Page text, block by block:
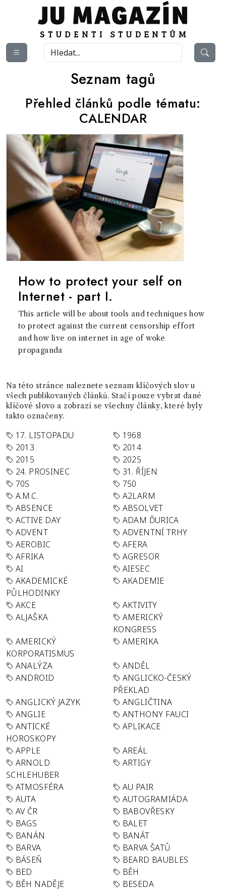
Seznam tagů
Přehled článků podle tématu:
CALENDAR
How to protect your self on
Internet - part I.
This article will be about tools and techniques how
to protect against the current censorship effort
and how live on internet in age of woke
propaganda
Na této stránce naleznete seznam klíčových slov u
všech publikovaných článků. Stačí pouze vybrat dané
klíčové slovo a zobrazí se všechny články, které byly
takto označeny.
17. LISTOPADU
1968
2013
2014
2015
2025
24. PROSINEC
31. ŘÍJEN
70S
750
A.M.C.
A2LARM
ABSENCE
ABSOLVET
ACTIVE DAY
ADAM ĎURICA
ADVENT
ADVENTNÍ TRHY
AEROBIC
AFERA
AFRIKA
AGRESOR
AI
AIESEC
AKADEMICKÉ
PŮLHODINKY
AKADEMIE
AKCE
AKTIVITY
ALJAŠKA
AMERICKÝ
KONGRESS
AMERICKÝ
KORPORATISMUS
AMERIKA
ANALÝZA
ANDĚL
ANDROID
ANGLICKO-ČESKÝ
PŘEKLAD
ANGLICKÝ JAZYK
ANGLIČTINA
ANGLIE
ANTHONY FAUCI
ANTICKÉ
HOROSKOPY
APLIKACE
APPLE
AREÁL
ARNOLD
SCHLEHUBER
ARTIGY
ATMOSFÉRA
AU PAIR
AUTA
AUTOGRAMIÁDA
AV ČR
BABOVŘESKY
BAGS
BALET
BANÁN
BANÁT
BARVA
BARVA ŠATŮ
BÁSEŇ
BEARD BAUBLES
BED
BĚH
BĚH NADĚJE
BESEDA